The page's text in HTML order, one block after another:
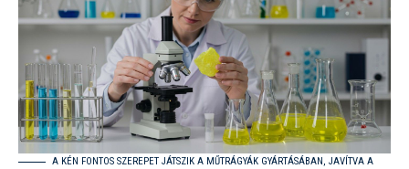
A KÉN FONTOS SZEREPET JÁTSZIK A MŰTRÁGYÁK GYÁRTÁSÁBAN, JAVÍTVA A